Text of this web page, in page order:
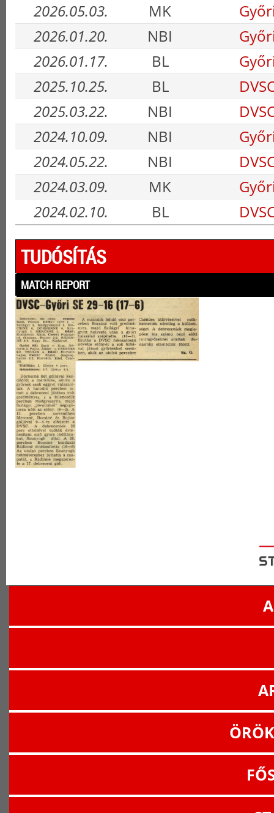
2026.05.03.
MK
2026.01.20.
NBI
2026.01.17.
BL
2025.10.25.
BL
2025.03.22.
NBI
2024.10.09.
NBI
2024.05.22.
NBI
2024.03.09.
MK
2024.02.10.
BL
TUDÓSÍTÁS
MATCH REPORT